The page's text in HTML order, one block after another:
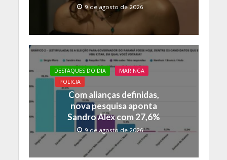
9 de agosto de 2026
DESTAQUES DO DIA
MARINGA
POLICIA
Com alianças definidas,
nova pesquisa aponta
Sandro Alex com 27,6%
9 de agosto de 2026